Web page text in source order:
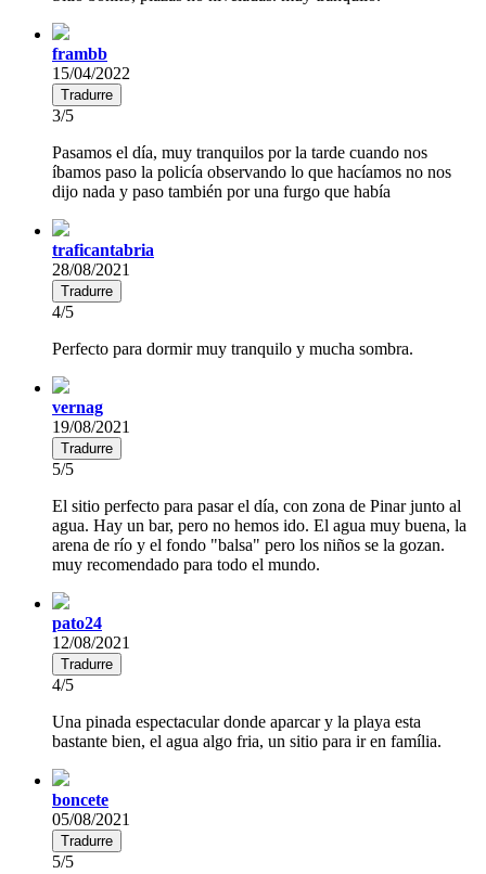
frambb
15/04/2022
Tradurre
3/5
Pasamos el día, muy tranquilos por la tarde cuando nos
íbamos paso la policía observando lo que hacíamos no nos
dijo nada y paso también por una furgo que había
traficantabria
28/08/2021
Tradurre
4/5
Perfecto para dormir muy tranquilo y mucha sombra.
vernag
19/08/2021
Tradurre
5/5
El sitio perfecto para pasar el día, con zona de Pinar junto al
agua. Hay un bar, pero no hemos ido. El agua muy buena, la
arena de río y el fondo "balsa" pero los niños se la gozan.
muy recomendado para todo el mundo.
pato24
12/08/2021
Tradurre
4/5
Una pinada espectacular donde aparcar y la playa esta
bastante bien, el agua algo fria, un sitio para ir en família.
boncete
05/08/2021
Tradurre
5/5